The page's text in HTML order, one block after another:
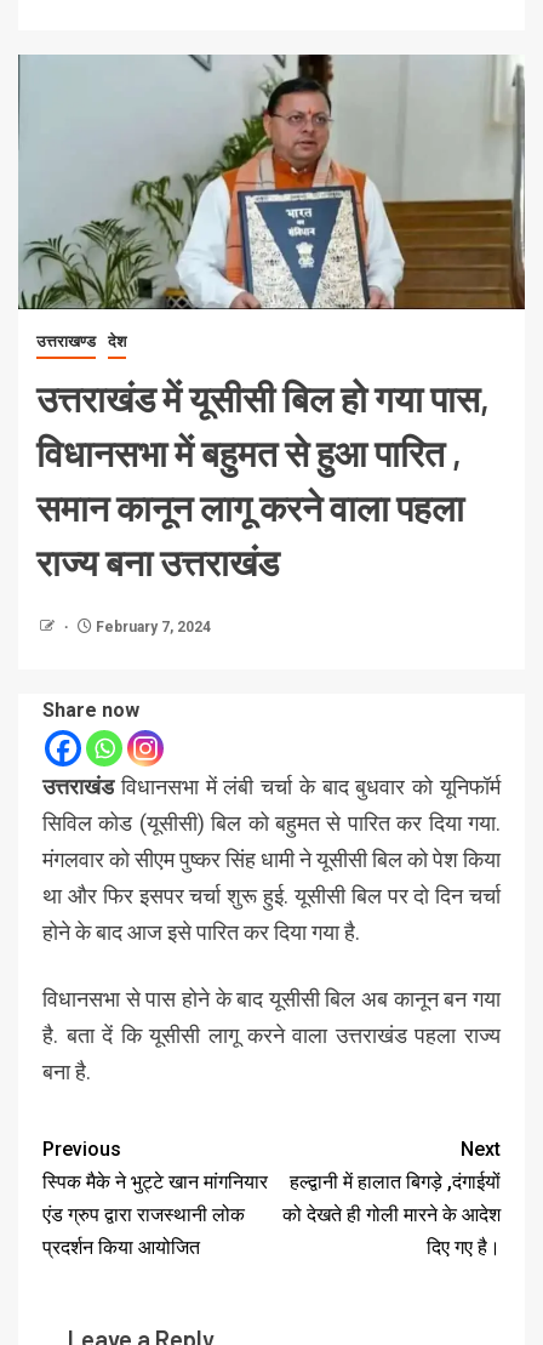
उत्तराखण्ड देश
उत्तराखंड में यूसीसी बिल हो गया पास,
विधानसभा में बहुमत से हुआ पारित ,
समान कानून लागू करने वाला पहला
राज्य बना उत्तराखंड
February 7, 2024
Share now
उत्तराखंडविधानसभा में लंबी चर्चा के बाद बुधवार को यूनिफॉर्म
सिविल कोड (यूसीसी) बिल को बहुमत से पारित कर दिया गया.
मंगलवार को सीएम पुष्कर सिंह धामी ने यूसीसी बिल को पेश किया
था और फिर इसपर चर्चा शुरू हुई. यूसीसी बिल पर दो दिन चर्चा
होने के बाद आज इसे पारित कर दिया गया है.
विधानसभा से पास होने के बाद यूसीसी बिल अब कानून बन गया
है. बता दें कि यूसीसी लागू करने वाला उत्तराखंड पहला राज्य
बना है.
Previous
स्पिक मैके ने भुट्टे खान मांगनियार
एंड ग्रुप द्वारा राजस्थानी लोक
प्रदर्शन किया आयोजित
Next
हल्द्वानी में हालात बिगड़े ,दंगाईयों
को देखते ही गोली मारने के आदेश
दिए गए है।
Leave a Reply